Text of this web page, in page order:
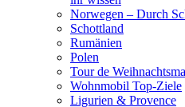
Norwegen – Durch
Schottland
Rumänien
Polen
Tour de
Wohnmobil Top-Ziele
Ligurien & Provence